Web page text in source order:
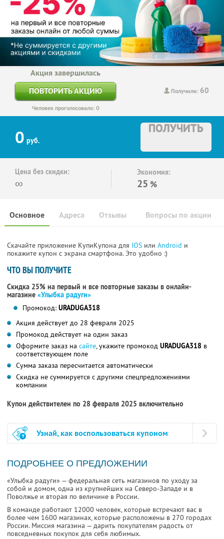
Получили: 60
Акция завершилась
ПОВТОРИТЬ АКЦИЮ
Человек проголосовало: 0
0 руб.
ПОЛУЧИТЬ
Цена без скидки:
∞
Экономия:
25 %
Основное Отзывы Вопросы по акции
Адреса
Скачайте приложение КупиКупона для IOS или Android и
покажите купон с экрана смартфона. Это удобно :)
ЧТО ВЫ ПОЛУЧИТЕ
Скидка 25% на первый и все повторные заказы в онлайн-
магазине «Улыбка радуги»
Промокод: URADUGA318
Акция действует до 28 февраля 2025
Промокод действует на один заказ
Оформите заказ на сайте, укажите промокод URADUGA318 в
соответствующем поле
Сумма заказа пересчитается автоматически
Скидка не суммируется с другими спецпредложениями
компании
Купон действителен по 28 февраля 2025 включительно
Узнай, как воспользоваться купоном
ПОДРОБНЕЕ О ПРЕДЛОЖЕНИИ
«Улыбка радуги» — федеральная сеть магазинов по уходу за
собой и домом, одна из крупнейших на Северо-Западе и в
Поволжье и вторая по величине в России.
В команде работают 12000 человек, которые встречают вас в
более чем 1600 магазинах, которые расположены в 270 городах
России. Миссия магазина — дарить покупателям радость от
повседневных покупок для себя любимых.